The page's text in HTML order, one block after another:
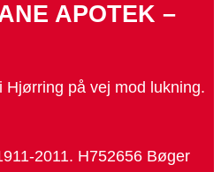
APOTEK –
Hjørring på vej mod lukning.
2011. H752656 Bøger